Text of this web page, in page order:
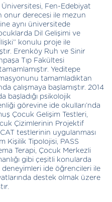
Fen-Edebiyat
onur derecesi ile mezun
aynı üniversitede
Dil Gelişimi ve
konulu proje ile
Erenköy Ruh ve Sinir
Tıp Fakültesi
Yeditepe
tamamladıktan
çalışmaya başlamıştır. 2014
başladığı psikolojik
görevine ide okulları’nda
Çocuk Gelişim Testleri,
Çizimlerinin Projektif
testlerinin uygulanması
Kişilik Tipolojisi, PASS
Terapi, Çocuk Merkezli
gibi çeşitli konularda
deneyimleri ide öğrencileri ile
destek olmak üzere